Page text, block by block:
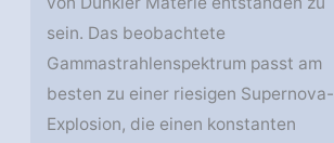
sein. Das beobachtete
Gammastrahlenspektrum passt am
besten zu einer riesigen Supernova-
Explosion, die einen konstanten